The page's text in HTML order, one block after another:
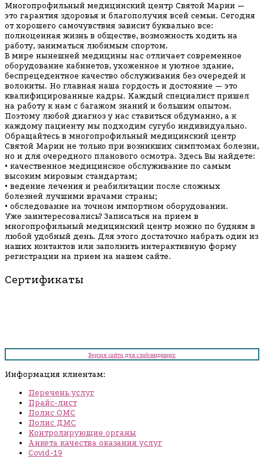
Многопрофильный медицинский центр Святой Марии —
это гарантия здоровья и благополучия всей семьи. Сегодня
от хорошего самочувствия зависит буквально все:
полноценная жизнь в обществе, возможность ходить на
работу, заниматься любимым спортом.
В мире нынешней медицины нас отличает современное
оборудование кабинетов, ухоженное и уютное здание,
беспрецедентное качество обслуживания без очередей и
волокиты. Но главная наша гордость и достояние — это
квалифицированные кадры. Каждый специалист пришел
на работу к нам с багажом знаний и большим опытом.
Поэтому любой диагноз у нас ставиться обдуманно, а к
каждому пациенту мы подходим сугубо индивидуально.
Обращайтесь в многопрофильный медицинский центр
Святой Марии не только при возникших симптомах болезни,
но и для очередного планового осмотра. Здесь Вы найдете:
• качественное медицинское обслуживание по самым
высоким мировым стандартам;
• ведение лечения и реабилитации после сложных
болезней лучшими врачами страны;
• обследование на точном импортном оборудовании.
Уже заинтересовались? Записаться на прием в
многопрофильный медицинский центр можно по будням в
любой удобный день. Для этого достаточно набрать один из
наших контактов или заполнить интерактивную форму
регистрации на прием на нашем сайте.
Сертификаты
Версия сайта для слабовидящих
Информация клиентам:
Перечень услуг
Прайс-лист
Полис ОМС
Полис ДМС
Контролирующие органы
Анкета качества оказания услуг
Covid-19